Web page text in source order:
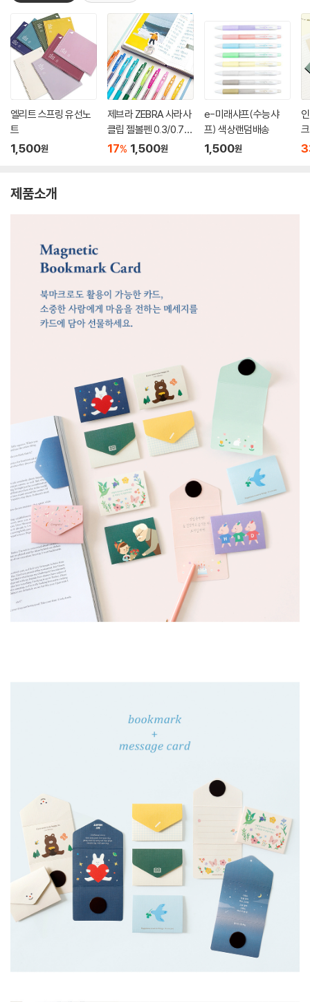
엘리트 스프링 유선노
트
1,500원
제브라 ZEBRA 사라사
클립 젤볼펜 0.3/0.7m
m
17% 1,500원
e-미래샤프(수능샤
프) 색상랜덤배송
1,500원
크
제품소개